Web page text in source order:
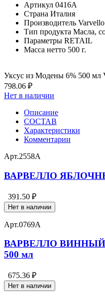
Артикул 0416А
Страна Италия
Производитель Varvello
Тип продукта Масла,
Параметры RETAIL
Масса нетто 500 г.
Уксус из Модены 6% 500 мл
798.06 ₽
Нет в наличии
Описание
СОСТАВ
Характеристики
Комментарии
Арт.2558А
ВАРВЕЛЛО
391.50 ₽
Нет в наличии
Арт.0769А
ВАРВЕЛЛО ВИННЫЙ
500 мл
675.36 ₽
Нет в наличии